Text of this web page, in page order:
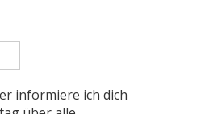
informiere ich dich